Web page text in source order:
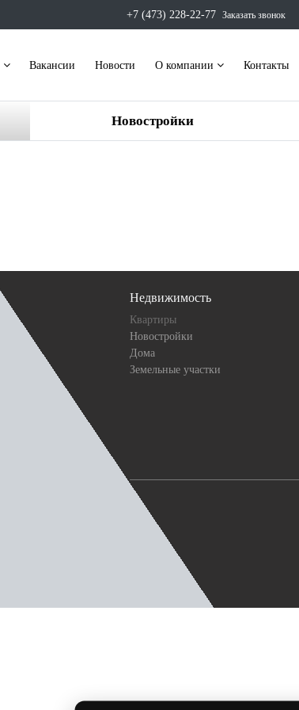
+7 (473) 228-22-77 Заказать звонок
Вакансии Новости О компании Контакты
Новостройки
Недвижимость
Квартиры
Новостройки
Дома
Земельные участки